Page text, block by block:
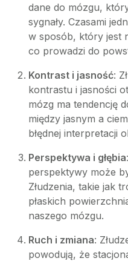
dane do mózgu,
sygnały. Czasami
w sposób, który jest
co prowadzi do
Kontrast i jasność:
kontrastu i jasności
mózg ma tendencję
między jasnym a
błędnej interpretacji
Perspektywa i głębia
perspektywy może
Złudzenia, takie jak
płaskich
naszego mózgu.
Ruch i zmiana:
powodują, że